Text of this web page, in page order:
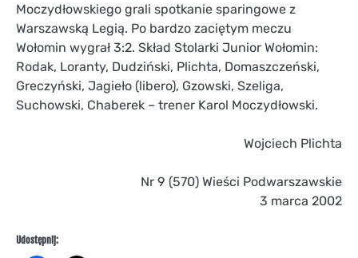
Moczydłowskiego grali spotkanie sparingowe z
Warszawską Legią. Po bardzo zaciętym meczu
Wołomin wygrał 3:2. Skład Stolarki Junior Wołomin:
Rodak, Loranty, Dudziński, Plichta, Domaszczeński,
Greczyński, Jagieło (libero), Gzowski, Szeliga,
Suchowski, Chaberek – trener Karol Moczydłowski.
Wojciech Plichta
Nr 9 (570) Wieści Podwarszawskie
3 marca 2002
Udostępnij: